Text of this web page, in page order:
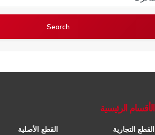
الأقسام الرئيسية
القطع التجارية
القطع الأصلية